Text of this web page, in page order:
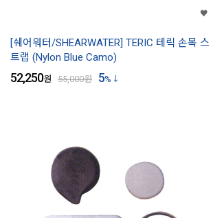
[쉐어워터/SHEARWATER] TERIC 테릭 손목 스
트랩 (Nylon Blue Camo)
52,250원 55,000원 5%